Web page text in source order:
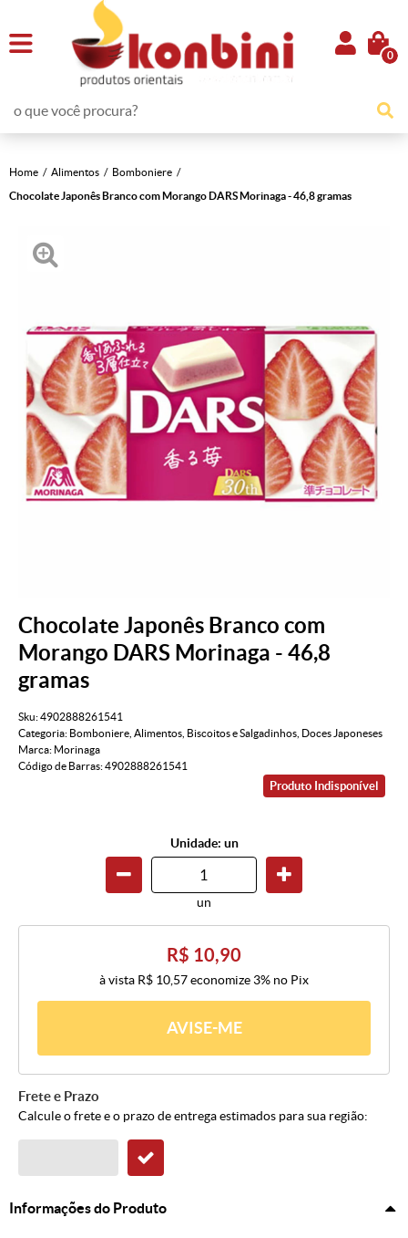
0
Home Alimentos
Bomboniere
Chocolate Japonês Branco com Morango DARS Morinaga - 46,8 gramas
Chocolate Japonês Branco com
Morango DARS Morinaga - 46,8
gramas
Sku:4902888261541
Categoria: Bomboniere Alimentos Biscoitos e Salgadinhos Doces Japoneses
Marca: Morinaga
Código de Barras:4902888261541
Produto Indisponível
Unidade: un
un
R$ 10,90
à vista R$ 10,57economize 3% no Pix
AVISE-ME
Frete e Prazo
Calcule o frete e o prazo de entrega estimados para sua região:
Informações do Produto